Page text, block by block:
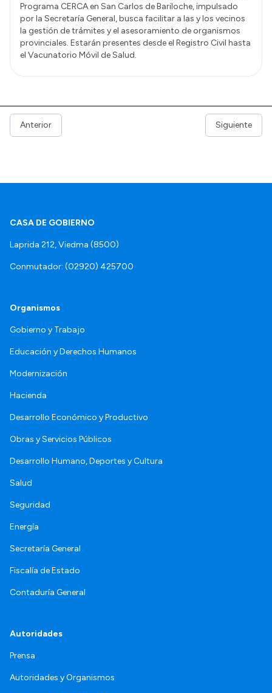
Programa CERCA en San Carlos de Bariloche, impulsado
por la Secretaría General, busca facilitar a las y los vecinos
la gestión de trámites y el asesoramiento de organismos
provinciales. Estarán presentes desde el Registro Civil hasta
el Vacunatorio Móvil de Salud.
Anterior Siguiente
CASA DE GOBIERNO
Laprida 212, Viedma (8500)
Conmutador: (02920) 425700
Organismos
Gobierno y Trabajo
Educación y Derechos Humanos
Modernización
Hacienda
Desarrollo Económico y Productivo
Obras y Servicios Públicos
Desarrollo Humano, Deportes y Cultura
Salud
Seguridad
Energía
Secretaría General
Fiscalía de Estado
Contaduría General
Autoridades
Prensa
Autoridades y Organismos